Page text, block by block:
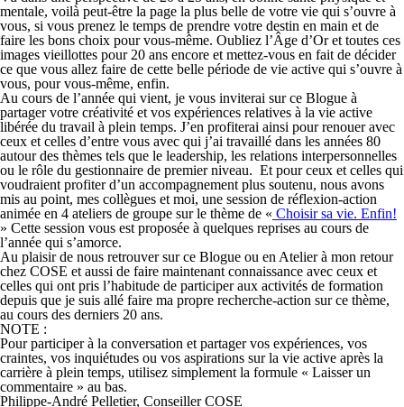
mentale, voilà peut-être la page la plus belle de votre vie qui s’ouvre à
vous, si vous prenez le temps de prendre votre destin en main et de
faire les bons choix pour vous-même. Oubliez l’Âge d’Or et toutes ces
images vieillottes pour 20 ans encore et mettez-vous en fait de décider
ce que vous allez faire de cette belle période de vie active qui s’ouvre à
vous, pour vous-même, enfin.
Au cours de l’année qui vient, je vous inviterai sur ce Blogue à
partager votre créativité et vos expériences relatives à la vie active
libérée du travail à plein temps. J’en profiterai ainsi pour renouer avec
ceux et celles d’entre vous avec qui j’ai travaillé dans les années 80
autour des thèmes tels que le leadership, les relations interpersonnelles
ou le rôle du gestionnaire de premier niveau. Et pour ceux et celles qui
voudraient profiter d’un accompagnement plus soutenu, nous avons
mis au point, mes collègues et moi, une session de réflexion-action
animée en 4 ateliers de groupe sur le thème de « Choisir sa vie. Enfin!
» Cette session vous est proposée à quelques reprises au cours de
l’année qui s’amorce.
Au plaisir de nous retrouver sur ce Blogue ou en Atelier à mon retour
chez COSE et aussi de faire maintenant connaissance avec ceux et
celles qui ont pris l’habitude de participer aux activités de formation
depuis que je suis allé faire ma propre recherche-action sur ce thème,
au cours des derniers 20 ans.
NOTE :
Pour participer à la conversation et partager vos expériences, vos
craintes, vos inquiétudes ou vos aspirations sur la vie active après la
carrière à plein temps, utilisez simplement la formule « Laisser un
commentaire » au bas.
Philippe-André Pelletier, Conseiller COSE